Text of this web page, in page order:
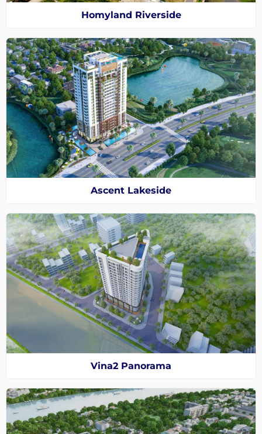
Homyland Riverside
Ascent Lakeside
Vina2 Panorama